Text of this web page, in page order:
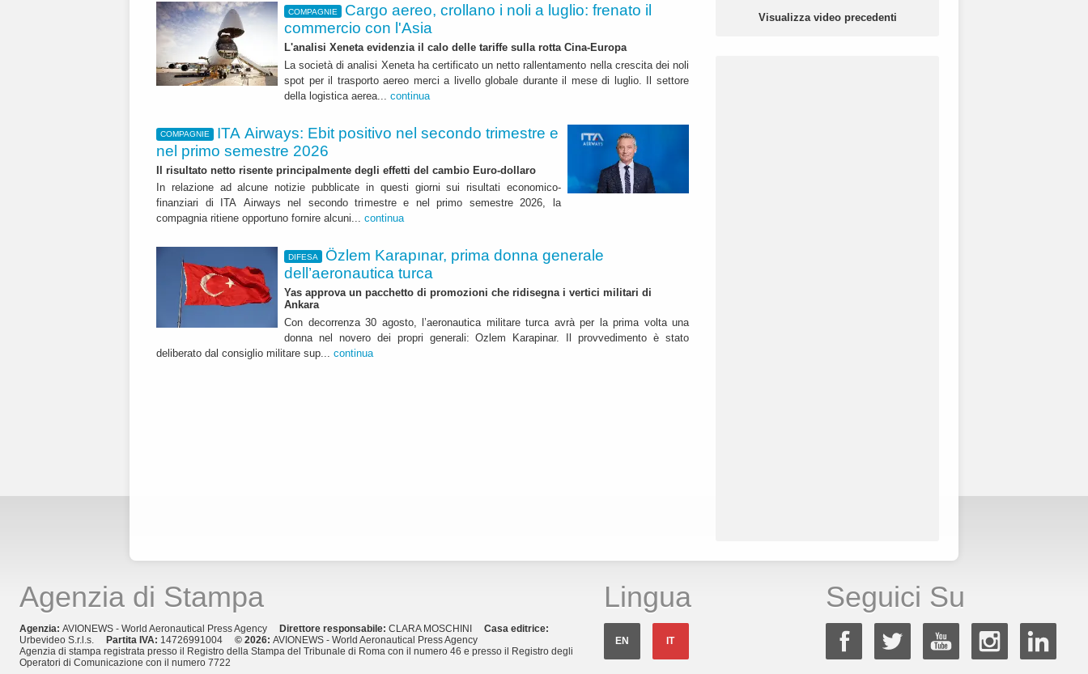
COMPAGNIE
Cargo aereo, crollano i noli a luglio: frenato il
commercio con l'Asia
L'analisi Xeneta evidenzia il calo delle tariffe sulla rotta Cina-Europa
La società di analisi Xeneta ha certificato un netto rallentamento nella crescita dei noli
spot per il trasporto aereo merci a livello globale durante il mese di luglio. Il settore
della logistica aerea... continua
COMPAGNIE
ITA Airways: Ebit positivo nel secondo trimestre e
nel primo semestre 2026
Il risultato netto risente principalmente degli effetti del cambio Euro-dollaro
In relazione ad alcune notizie pubblicate in questi giorni sui risultati economico-
finanziari di ITA Airways nel secondo trimestre e nel primo semestre 2026, la
compagnia ritiene opportuno fornire alcuni... continua
DIFESA
Özlem Karapınar, prima donna generale
dell’aeronautica turca
Yas approva un pacchetto di promozioni che ridisegna i vertici militari di
Ankara
Con decorrenza 30 agosto, l’aeronautica militare turca avrà per la prima volta una
donna nel novero dei propri generali: Ozlem Karapinar. Il provvedimento è stato
deliberato dal consiglio militare sup... continua
Visualizza video precedenti
Agenzia di Stampa
Agenzia: AVIONEWS - World Aeronautical Press Agency Direttore responsabile: CLARA MOSCHINI Casa editrice:
Urbevideo S.r.l.s.
Partita IVA: 14726991004 © 2026: AVIONEWS - World Aeronautical Press Agency
Agenzia di stampa registrata presso il Registro della Stampa del Tribunale di Roma con il numero 46 e presso il Registro degli
Operatori di Comunicazione con il numero 7722
Lingua
EN IT
Seguici Su